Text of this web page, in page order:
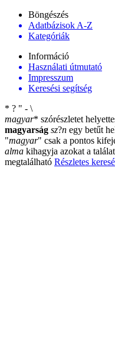
Böngészés
Adatbázisok A-Z
Kategóriák
Információ
Használati útmutató
Impresszum
Keresési segítség
* ? " - \
magyar* szórészletet
magyarság sz?n egy betűt
"magyar" csak a pontos
alma kihagyja azokat a
megtalálható Részletes